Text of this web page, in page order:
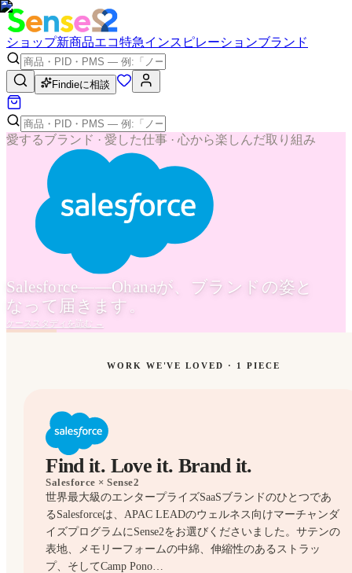
ショップ新商品エコ特急インスピレーションブランド
Findieに相談
愛するブランド · 愛した仕事 · 心から楽しんだ取り組み
Salesforce——Ohanaが、ブランドの姿と
なって届きます。
ケーススタディを読む →
WORK WE'VE LOVED · 1 PIECE
Find it. Love it. Brand it.
Salesforce × Sense2
世界最大級のエンタープライズSaaSブランドのひとつであ
るSalesforceは、APAC LEADのウェルネス向けマーチャンダ
イズプログラムにSense2をお選びくださいました。サテンの
表地、メモリーフォームの中綿、伸縮性のあるストラッ
プ、そしてCamp Pono…